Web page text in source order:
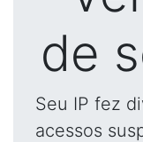
de
Seu IP fez
acessos